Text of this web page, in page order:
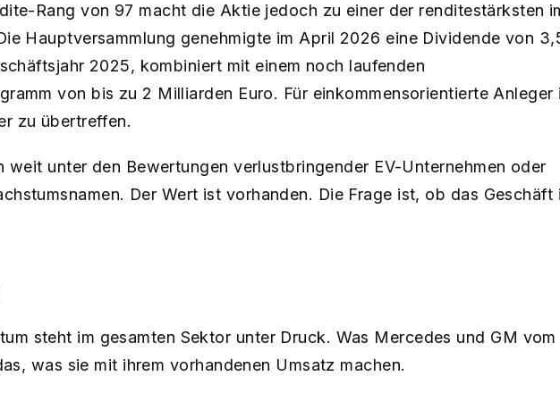
Rang von 97 macht die Aktie jedoch zu einer der renditestärksten
Hauptversammlung genehmigte im April 2026 eine Dividende von
2025, kombiniert mit einem noch laufenden
von bis zu 2 Milliarden Euro. Für einkommensorientierte Anleger
zu übertreffen.
weit unter den Bewertungen verlustbringender EV-Unternehmen oder
Der Wert ist vorhanden. Die Frage ist, ob das Geschäft
steht im gesamten Sektor unter Druck. Was Mercedes und GM vom
was sie mit ihrem vorhandenen Umsatz machen.